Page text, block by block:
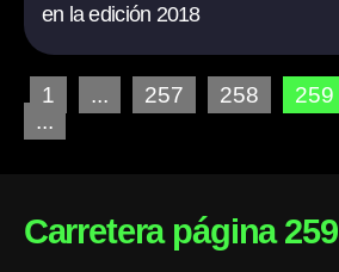
en la edición 2018
1 ... 257 258 259
...
Carretera página 259